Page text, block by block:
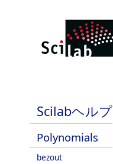
Scilabヘルプ
Polynomials
bezout